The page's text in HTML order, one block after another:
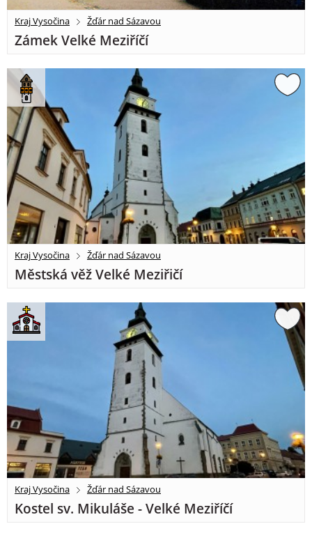
Kraj Vysočina Žďár nad Sázavou
Zámek Velké Meziříčí
Kraj Vysočina Žďár nad Sázavou
Městská věž Velké Meziřičí
Kraj Vysočina Žďár nad Sázavou
Kostel sv. Mikuláše - Velké Meziříčí